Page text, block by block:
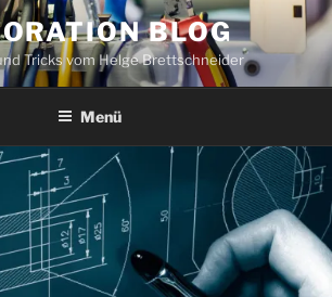
BLOG
Tricks vom Helge Brettschneider
Menü